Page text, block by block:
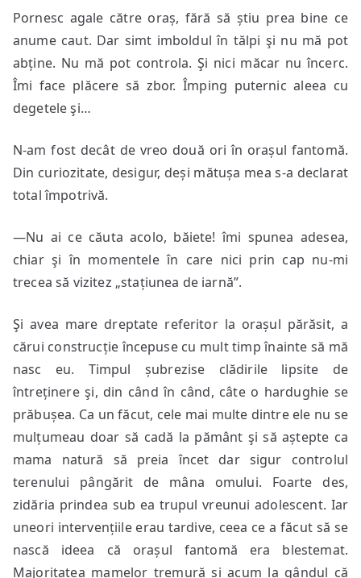
Pornesc agale către oraș, fără să știu prea bine ce
anume caut. Dar simt imboldul în tălpi şi nu mă pot
abține. Nu mă pot controla. Şi nici măcar nu încerc.
Îmi face plăcere să zbor. Împing puternic aleea cu
degetele şi…
N-am fost decât de vreo două ori în orașul fantomă.
Din curiozitate, desigur, deși mătușa mea s-a declarat
total împotrivă.
—Nu ai ce căuta acolo, băiete! îmi spunea adesea,
chiar şi în momentele în care nici prin cap nu-mi
trecea să vizitez „stațiunea de iarnă”.
Şi avea mare dreptate referitor la orașul părăsit, a
cărui construcție începuse cu mult timp înainte să mă
nasc eu. Timpul șubrezise clădirile lipsite de
întreținere şi, din când în când, câte o hardughie se
prăbușea. Ca un făcut, cele mai multe dintre ele nu se
mulțumeau doar să cadă la pământ şi să aștepte ca
mama natură să preia încet dar sigur controlul
terenului pângărit de mâna omului. Foarte des,
zidăria prindea sub ea trupul vreunui adolescent. Iar
uneori intervențiile erau tardive, ceea ce a făcut să se
nască ideea că orașul fantomă era blestemat.
Majoritatea mamelor tremură și acum la gândul că